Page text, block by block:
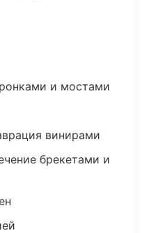
и мостами
винирами
брекетами и